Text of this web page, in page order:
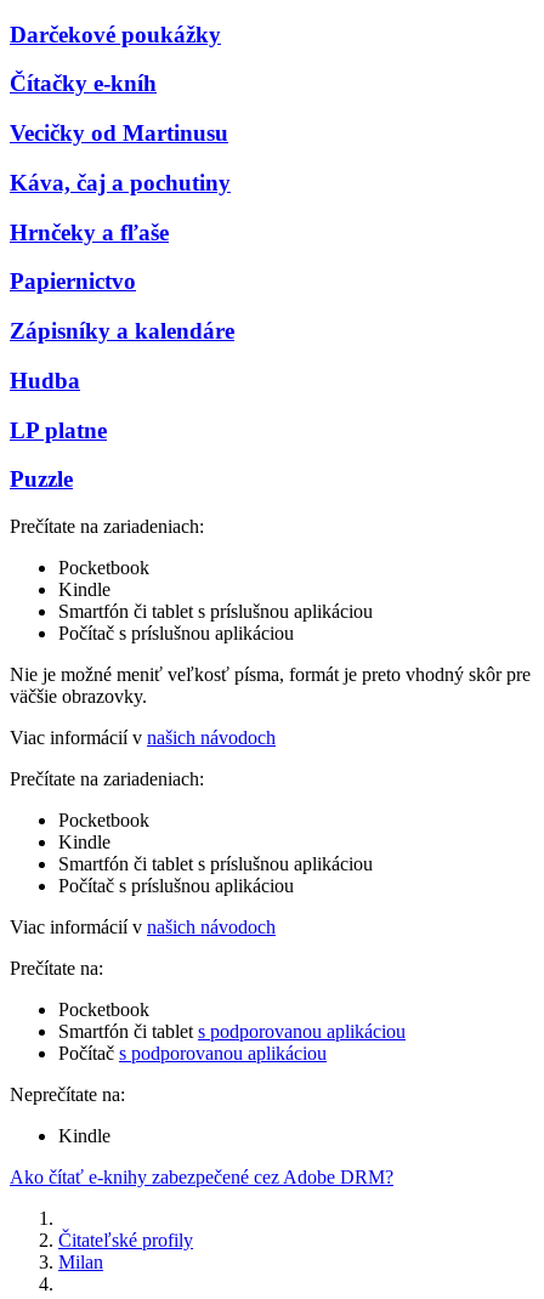
Darčekové poukážky
Čítačky e-kníh
Vecičky od Martinusu
Káva, čaj a pochutiny
Hrnčeky a fľaše
Papiernictvo
Zápisníky a kalendáre
Hudba
LP platne
Puzzle
Prečítate na zariadeniach:
Pocketbook
Kindle
Smartfón či tablet s príslušnou aplikáciou
Počítač s príslušnou aplikáciou
Nie je možné meniť veľkosť písma, formát je preto vhodný skôr pre
väčšie obrazovky.
Viac informácií v našich návodoch
Prečítate na zariadeniach:
Pocketbook
Kindle
Smartfón či tablet s príslušnou aplikáciou
Počítač s príslušnou aplikáciou
Viac informácií v našich návodoch
Prečítate na:
Pocketbook
Smartfón či tablet s podporovanou aplikáciou
Počítač s podporovanou aplikáciou
Neprečítate na:
Kindle
Ako čítať e-knihy zabezpečené cez Adobe DRM?
Čitateľské profily
Milan